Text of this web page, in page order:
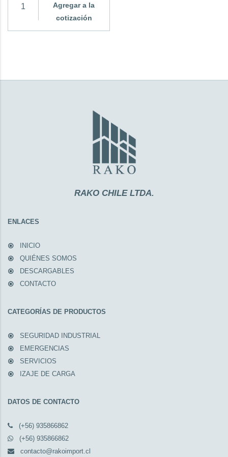
Agregar a la
cotización
RAKO CHILE LTDA.
ENLACES
INICIO
QUIÉNES SOMOS
DESCARGABLES
CONTACTO
CATEGORÍAS DE PRODUCTOS
SEGURIDAD INDUSTRIAL
EMERGENCIAS
SERVICIOS
IZAJE DE CARGA
DATOS DE CONTACTO
(+56) 935866862
(+56) 935866862
contacto@rakoimport.cl